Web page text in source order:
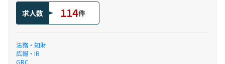
求人数 114件
法務・知財
広報・IR
GRC